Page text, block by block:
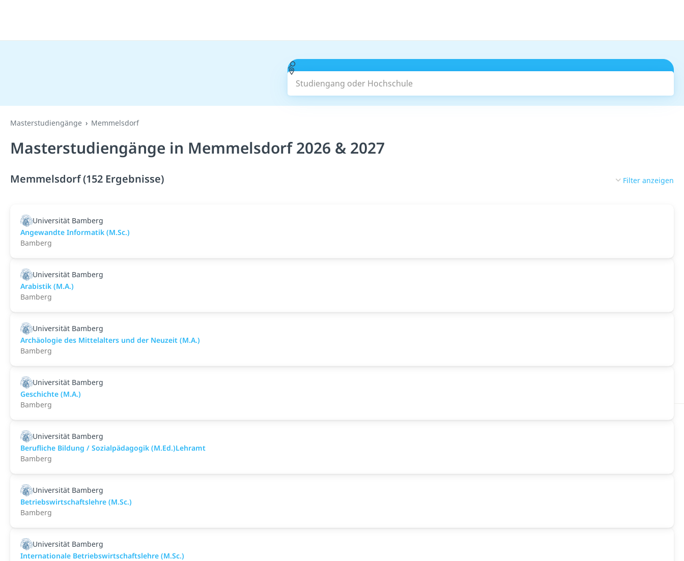
Studiengang oder Hochschule
Masterstudiengänge Memmelsdorf
Masterstudiengänge in Memmelsdorf 2026 & 2027
Memmelsdorf (152 Ergebnisse) Filter anzeigen
Universität Bamberg
Angewandte Informatik (M.Sc.)
Bamberg
Universität Bamberg
Arabistik (M.A.)
Bamberg
Universität Bamberg
Archäologie des Mittelalters und der Neuzeit (M.A.)
Bamberg
Universität Bamberg
Geschichte (M.A.)
Bamberg
Universität Bamberg
Berufliche Bildung / Sozialpädagogik (M.Ed.)Lehramt
Bamberg
Universität Bamberg
Betriebswirtschaftslehre (M.Sc.)
Bamberg
Universität Bamberg
Internationale Betriebswirtschaftslehre (M.Sc.)